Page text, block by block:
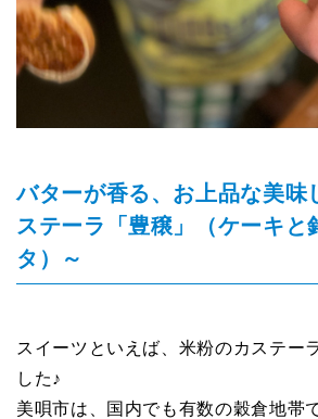
バターが香る、お上品な美味
ステーラ「豊穣」（ケーキと
タ）～
スイーツといえば、米粉のカステー
した♪
美唄市は、国内でも有数の穀倉地帯